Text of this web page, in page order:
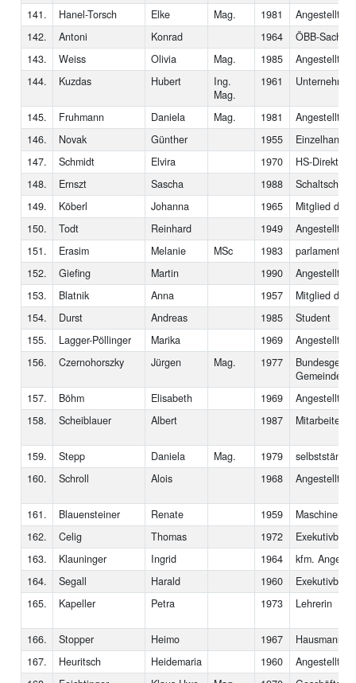
141.
Hanel-Torsch Elke Mag. 1981
Angestellte
142.
Antoni Konrad 1964
ÖBB-
143.
Weiss Olivia Mag. 1985
Angestellte
144.
Kuzdas Hubert
Ing.
Mag.
1961
145. Fruhmann Daniela Mag. 1981
Angestellte
146.
Novak Günther 1955
147.
Schmidt Elvira 1970
HS-Direktorin
148.
Ernszt Sascha 1988
149.
Köberl Johanna 1965
Mitglied des
150.
Todt Reinhard 1949
Angestellter
151.
Erasim Melanie MSc 1983
152.
Giefing Martin 1990
Angestellter
153.
Blatnik Anna 1957
Mitglied des
154.
Durst Andreas 1985
Student
155.
Lagger-Pöllinger Marika 1969
Angestellte
156.
Czernohorszky Jürgen Mag. 1977
Gemeinderat
157.
Böhm Elisabeth 1969
Angestellte
158.
Scheiblauer Albert 1987 Mitarbeiter
159. Stepp Daniela Mag. 1979
selbstständig
160.
Schroll Alois 1968 Angestellter
161. Blauensteiner Renate 1959
162.
Celig Thomas 1972
163.
Klauninger Ingrid 1964
kfm.
164.
Segall Harald 1960
165.
Kapeller Petra 1973 Lehrerin
166. Stopper Heimo 1967
Hausmann
167.
Heuritsch Heidemaria 1960
Angestellte,